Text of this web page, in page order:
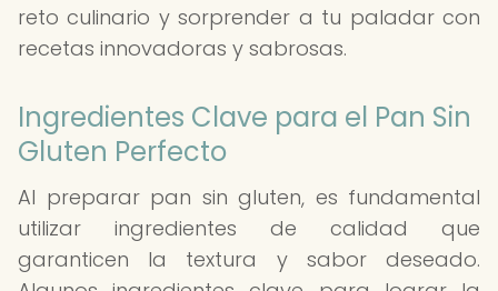
reto culinario y sorprender a tu paladar con
recetas innovadoras y sabrosas.
Ingredientes Clave para el Pan Sin
Gluten Perfecto
Al preparar pan sin gluten, es fundamental
utilizar ingredientes de calidad que
garanticen la textura y sabor deseado.